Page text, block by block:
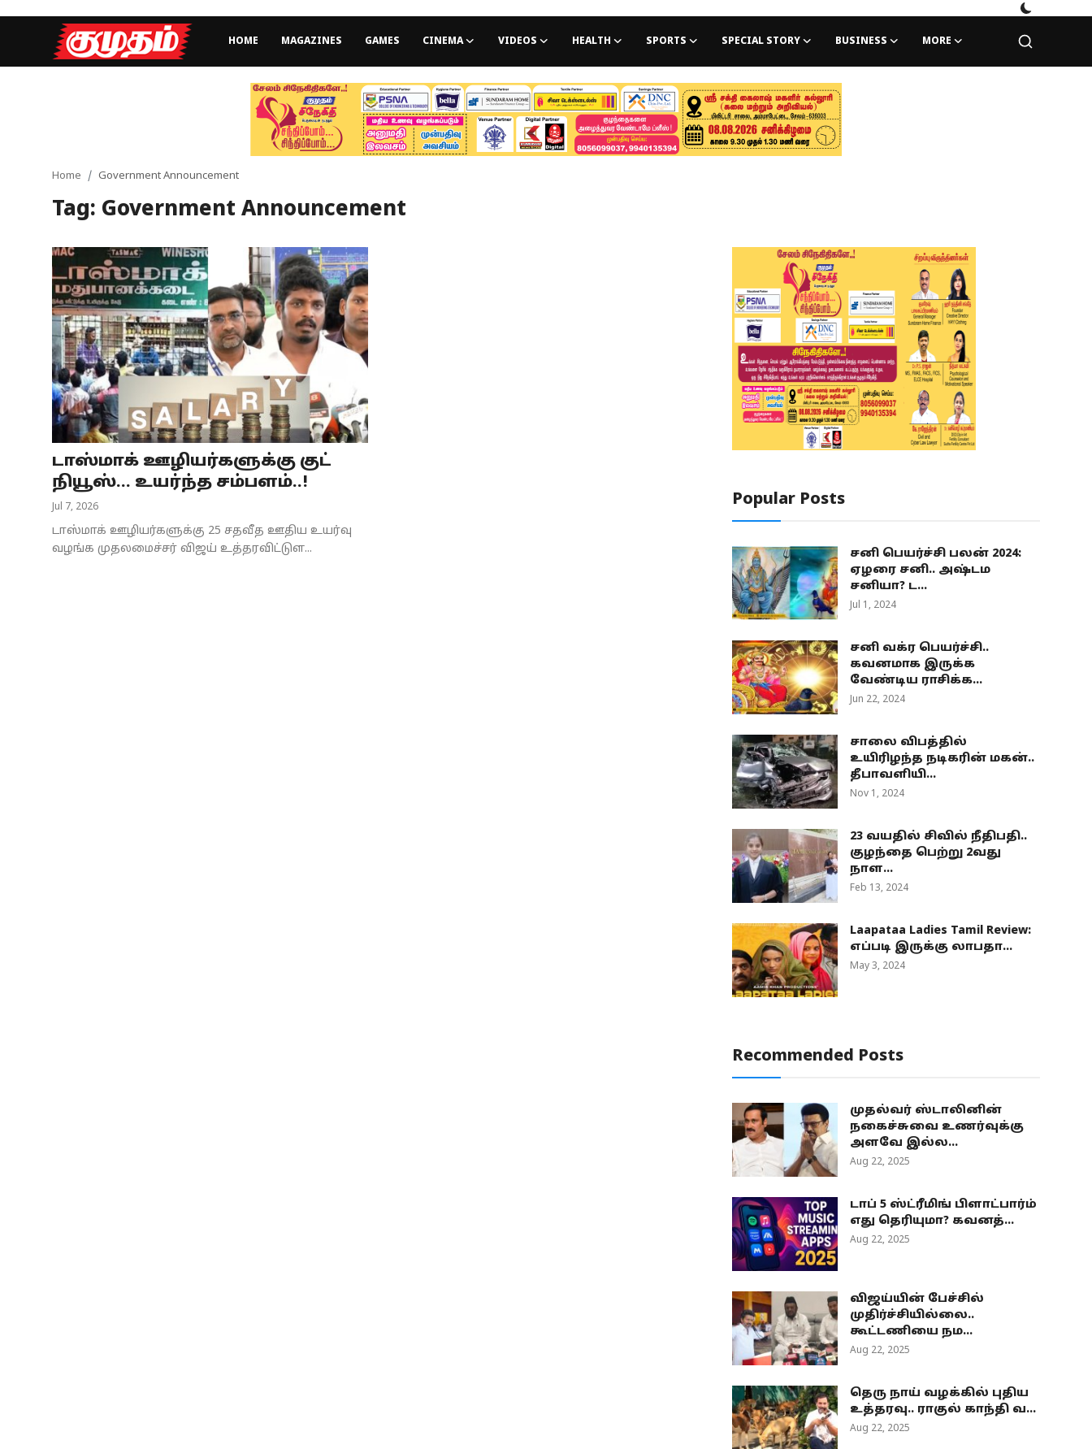
HOME MAGAZINES GAMES CINEMA VIDEOS HEALTH SPORTS SPECIAL STORY BUSINESS MORE
Games
Videos
Health
Special Story
Business
Tamilnadu
National
Home Government Announcement
Tag: Government Announcement
டாஸ்மாக் ஊழியர்களுக்கு குட்
நியூஸ்… உயர்ந்த சம்பளம்..!
Jul 7, 2026
டாஸ்மாக் ஊழியர்களுக்கு 25 சதவீத ஊதிய உயர்வு
வழங்க முதலமைச்சர் விஜய் உத்தரவிட்டுள...
Popular Posts
சனி பெயர்ச்சி பலன் 2024:
ஏழரை சனி.. அஷ்டம
சனியா? ட...
Jul 1, 2024
சனி வக்ர பெயர்ச்சி..
கவனமாக இருக்க
வேண்டிய ராசிக்க...
Jun 22, 2024
சாலை விபத்தில்
உயிரிழந்த நடிகரின் மகன்..
தீபாவளியி...
Nov 1, 2024
23 வயதில் சிவில் நீதிபதி..
குழந்தை பெற்று 2வது
நாள...
Feb 13, 2024
Laapataa Ladies Tamil Review:
எப்படி இருக்கு லாபதா...
May 3, 2024
Recommended Posts
முதல்வர் ஸ்டாலினின்
நகைச்சுவை உணர்வுக்கு
அளவே இல்ல...
Aug 22, 2025
டாப் 5 ஸ்ட்ரீமிங் பிளாட்பார்ம்
எது தெரியுமா? கவனத்...
Aug 22, 2025
விஜய்யின் பேச்சில்
முதிர்ச்சியில்லை..
கூட்டணியை நம...
Aug 22, 2025
தெரு நாய் வழக்கில் புதிய
உத்தரவு.. ராகுல் காந்தி வ...
Aug 22, 2025